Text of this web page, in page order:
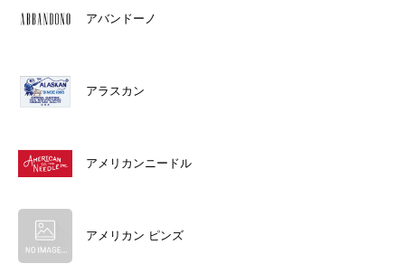
アバンドーノ
アラスカン
アメリカンニードル
アメリカン ピンズ